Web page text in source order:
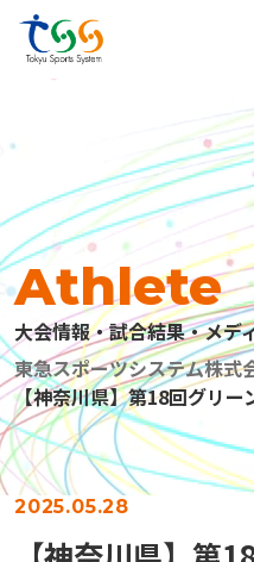
東急スポーツシステム株式
【神奈川県】第18回グリー
Athlete
大会情報・試合結果・メデ
2025.05.28